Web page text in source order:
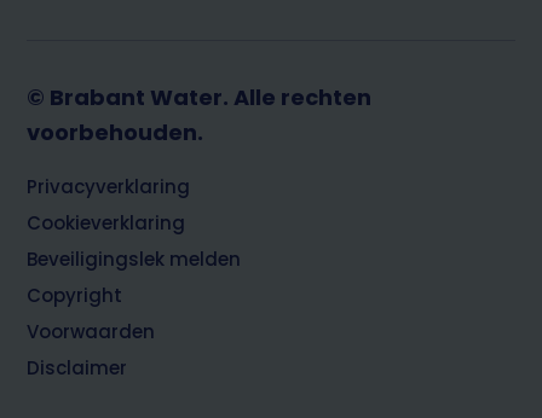
© Brabant Water. Alle rechten
voorbehouden.
Footer
Privacyverklaring
Cookieverklaring
Beveiligingslek melden
Copyright
Voorwaarden
Disclaimer